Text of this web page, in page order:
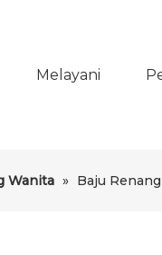
Melayani
Wanita » Baju